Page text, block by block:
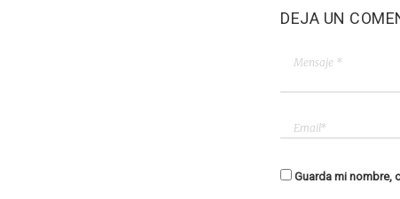
DEJA UN
Guarda mi nombre,